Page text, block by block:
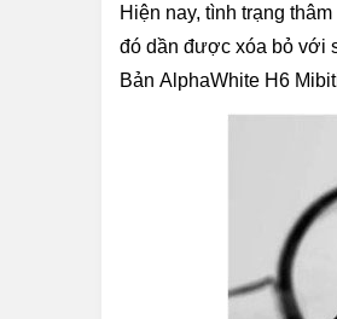
Hiện nay, tình trạng
đó dần được xóa bỏ với
Bản AlphaWhite H6